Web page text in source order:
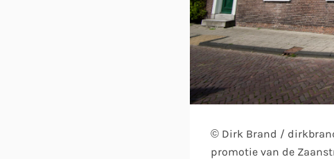
© Dirk Brand /
promotie van de